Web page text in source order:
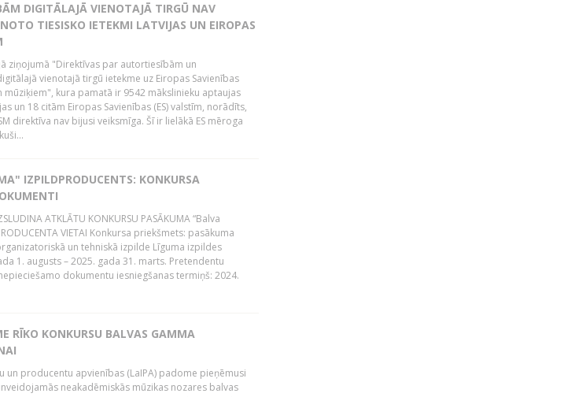
DIGITĀLAJĀ VIENOTAJĀ TIRGŪ NAV
TIESISKO IETEKMI LATVIJAS UN EIROPAS
ziņojumā "Direktīvas par autortiesībām un
vienotajā tirgū ietekme uz Eiropas Savienības
mūziķiem", kura pamatā ir 9542 mākslinieku aptaujas
un 18 citām Eiropas Savienības (ES) valstīm, norādīts,
direktīva nav bijusi veiksmīga. Šī ir lielākā ES mēroga
IZPILDPRODUCENTS: KONKURSA
ATKLĀTU KONKURSU PASĀKUMA “Balva
VIETAI Konkursa priekšmets: pasākuma
un tehniskā izpilde Līguma izpildes
1. augusts – 2025. gada 31. marts. Pretendentu
dokumentu iesniegšanas termiņš: 2024.
RĪKO KONKURSU BALVAS GAMMA
un producentu apvienības (LaIPA) padome pieņēmusi
neakadēmiskās mūzikas nozares balvas